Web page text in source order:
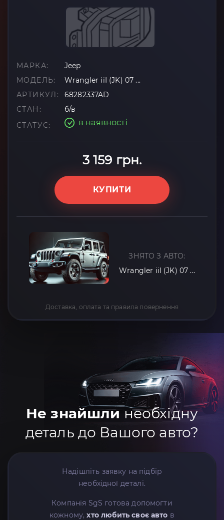
МАРКА:
Jeep
МОДЕЛЬ:
Wrangler iiI (JK) 07 ...
АРТИКУЛ:
68282337AD
СТАН:
б/в
СТАТУС:
в наявності
3 159 грн.
КУПИТИ
ЗНЯТО З АВТО:
Wrangler iiI (JK) 07 ...
Доставка, оплата та правила повернення
Не знайшлинеобхідну
деталь до Вашого авто?
Надішліть заявку на підбір
необхідної деталі.
Компанія SgS готова допомогти
кожному,хто любить своє авто в